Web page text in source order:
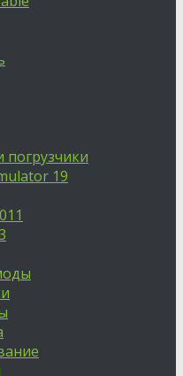
погрузчики
19